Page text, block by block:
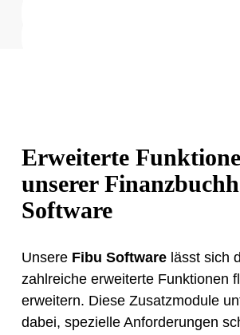
Belegdaten ohne
erstellt und über ELSTER
Relevante Kennzahlen und
Offene Posten und
Erweiterte
unserer
Software
Unsere Fibu Softwarelässt sich
zahlreiche erweiterte Funktionen
erweitern. Diese Zusatzmodule
dabei, spezielle Anforderungen